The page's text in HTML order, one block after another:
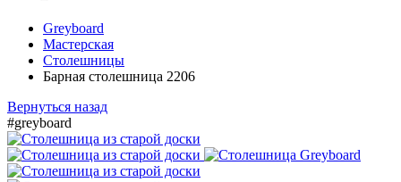
Greyboard
Мастерская
Столешницы
Барная столешница 2206
Вернуться назад
#greyboard